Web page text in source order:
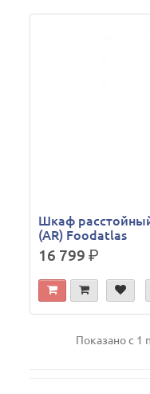
Шкаф
(AR) Foodatlas
16 799р.
Показано с 1